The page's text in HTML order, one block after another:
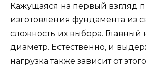
Кажущаяся на первый взгляд
изготовления фундамента из
сложность их выбора. Главный
диаметр. Естественно, и
нагрузка также зависит от